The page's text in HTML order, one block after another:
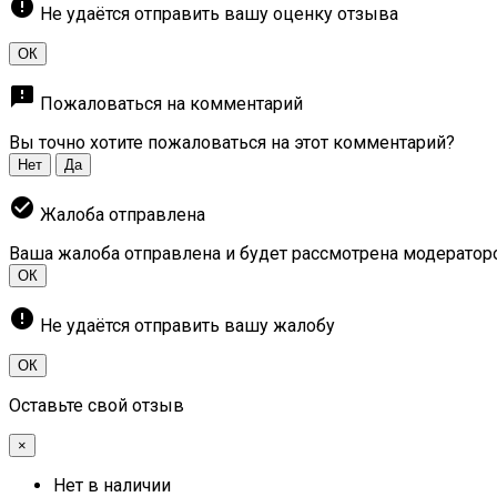
error Не удаётся отправить вашу оценку отзыва
ОК
feedback Пожаловаться на комментарий
Вы точно хотите пожаловаться на этот комментарий?
Нет Да
check_circle Жалоба отправлена
Ваша жалоба отправлена и будет рассмотрена
ОК
error Не удаётся отправить вашу жалобу
ОК
Оставьте свой отзыв
×
Нет в наличии